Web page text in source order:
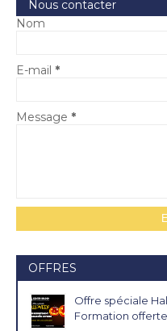
Nous contacter
Nom
E-mail *
Message *
OFFRES
Offre spéciale
Formation offerte